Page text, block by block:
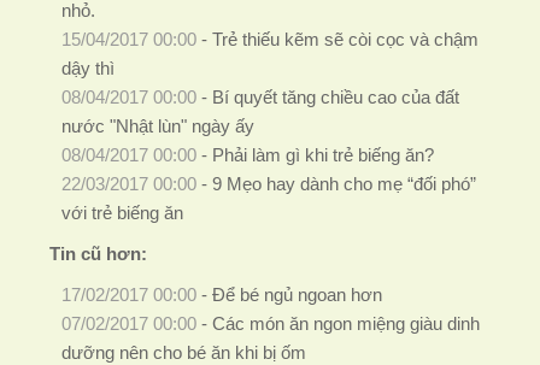
nhỏ.
15/04/2017 00:00- Trẻ thiếu kẽm sẽ còi cọc và chậm
dậy thì
08/04/2017 00:00- Bí quyết tăng chiều cao của đất
nước "Nhật lùn" ngày ấy
08/04/2017 00:00- Phải làm gì khi trẻ biếng ăn?
22/03/2017 00:00- 9 Mẹo hay dành cho mẹ “đối phó”
với trẻ biếng ăn
Tin cũ hơn:
17/02/2017 00:00- Để bé ngủ ngoan hơn
07/02/2017 00:00- Các món ăn ngon miệng giàu dinh
dưỡng nên cho bé ăn khi bị ốm